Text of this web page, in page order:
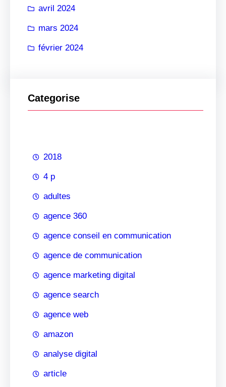
avril 2024
mars 2024
février 2024
Categorise
2018
4 p
adultes
agence 360
agence conseil en communication
agence de communication
agence marketing digital
agence search
agence web
amazon
analyse digital
article